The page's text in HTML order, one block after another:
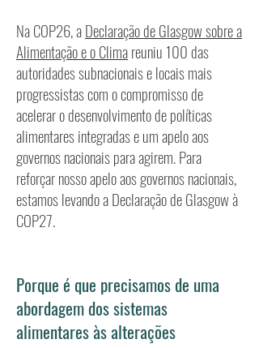
Na COP26, aDeclaração de Glasgow sobre a
Alimentação e o Climareuniu 100 das
autoridades subnacionais e locais mais
progressistas com o compromisso de
acelerar o desenvolvimento de políticas
alimentares integradas e um apelo aos
governos nacionais para agirem. Para
reforçar nosso apelo aos governos nacionais,
estamos levando a Declaração de Glasgow à
COP27.
Porque é que precisamos de uma
abordagem dos sistemas
alimentares às alterações